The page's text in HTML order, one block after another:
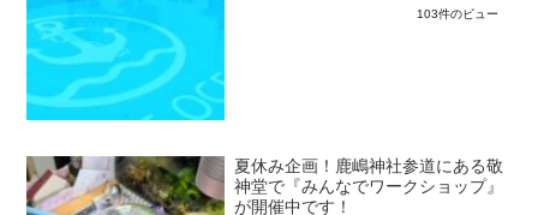
103件のビュー
夏休み企画！鹿嶋神社参道にある敬
神堂で『みんなでワークショップ』
が開催中です！